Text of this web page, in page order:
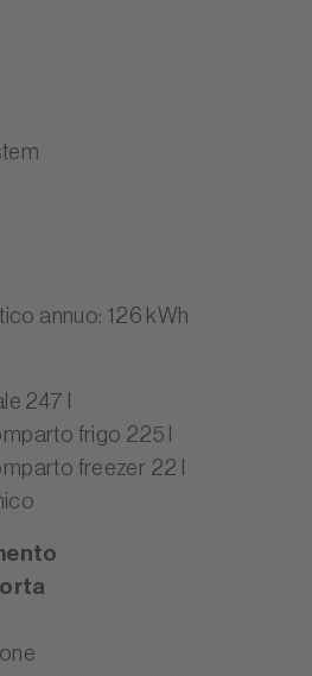
annuo: 126 kWh
247 l
frigo 225 l
freezer 22 l